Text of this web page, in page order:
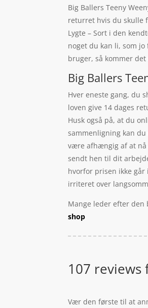
Big Ballers Teeny
returret hvis du skulle
Lygte – Sort i den
noget du kan li, som
bruger, så kommer
Big Ballers
Hver eneste gang, du
loven give 14 dages
Husk også på, at du
sammenligning kan
være afhængig af at nå
sendt hen til dit
hvorfor prisen ikke
irriteret over
Mange leder efter den
shop
107 reviews
Vær den første til at